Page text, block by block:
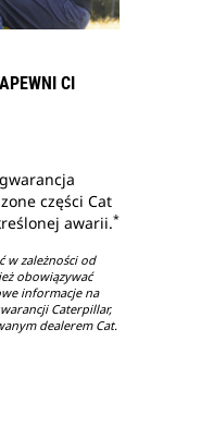
CI
części Cat
awarii.*
w zależności od
obowiązywać
informacje na
Caterpillar,
dealerem Cat.